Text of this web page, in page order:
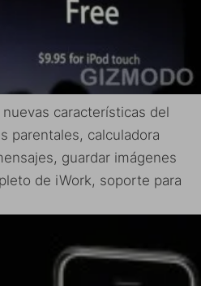
características del
parentales, calculadora
guardar imágenes
de iWork, soporte para